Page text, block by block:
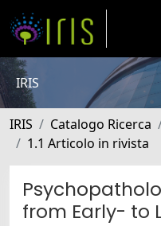
IRIS
IRIS Catalogo Ricerca
1.1 Articolo in rivista
from Early- to